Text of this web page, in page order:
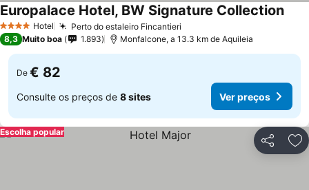
4 EstrelasHotel Perto do estaleiro Fincantieri
Europalace Hotel, BW Signature Collection
8,3 Muito boa 1.893 Monfalcone, a 13.3 km de Aquileia
De € 82
Consulte os preços de 8 sites Ver preços
Partilhar
Escolha popular